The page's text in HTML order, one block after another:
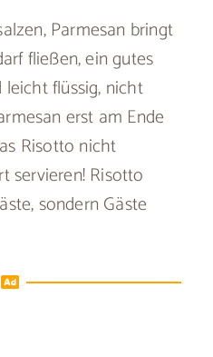
Parmesan bringt
fließen, ein gutes
flüssig, nicht
erst am Ende
Risotto nicht
servieren! Risotto
sondern Gäste